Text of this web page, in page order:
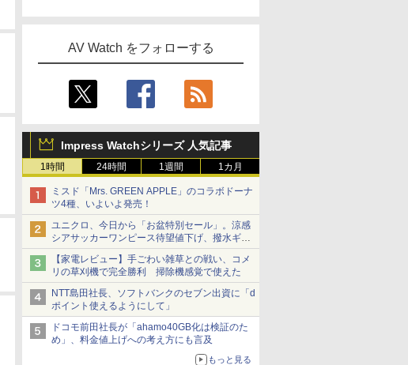
AV Watch をフォローする
Impress Watchシリーズ 人気記事
1時間 24時間 1週間 1カ月
ミスド「Mrs. GREEN APPLE」のコラボドーナ
ツ4種、いよいよ発売！
ユニクロ、今日から「お盆特別セール」。涼感
シアサッカーワンピース待望値下げ、撥水ギア
ショーツは1990円に
【家電レビュー】手ごわい雑草との戦い、コメ
リの草刈機で完全勝利 掃除機感覚で使えた
NTT島田社長、ソフトバンクのセブン出資に「d
ポイント使えるようにして」
ドコモ前田社長が「ahamo40GB化は検証のた
め」、料金値上げへの考え方にも言及
もっと見る